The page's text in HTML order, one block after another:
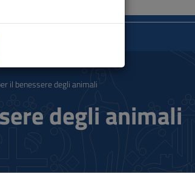
il benessere degli animali
degli animali